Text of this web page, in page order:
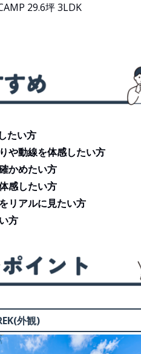
29.6坪 3LDK
たい方
や動線を体感したい方
かめたい方
感したい方
リアルに見たい方
方
外観)